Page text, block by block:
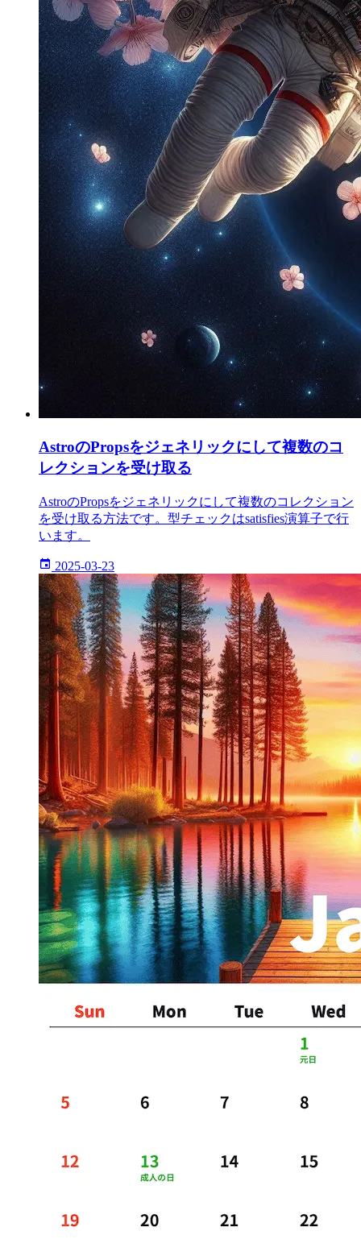
AstroのPropsをジェネリックにして複数のコ
レクションを受け取る
AstroのPropsをジェネリックにして複数のコレクション
を受け取る方法です。型チェックはsatisfies演算子で行
います。
2025-03-23